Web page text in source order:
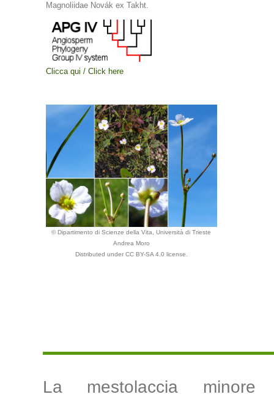
Magnoliidae Novák ex Takht.
Clicca qui / Click here
© Dipartimento di Scienze della Vita, Università di Trieste
Andrea Moro
Distributed under CC BY-SA 4.0 license.
La mestolaccia